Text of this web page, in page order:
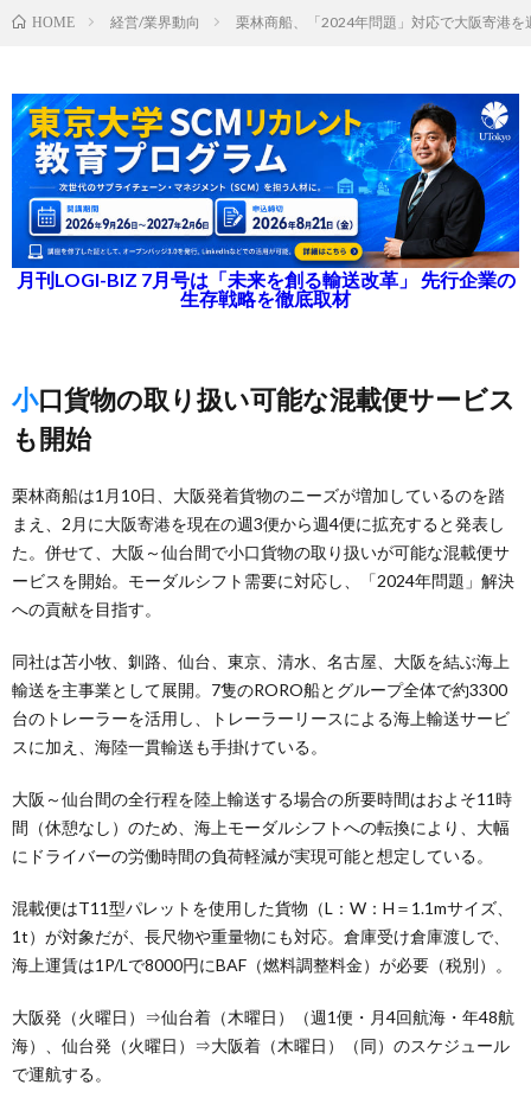
HOME 経営/業界動向 栗林商船、「2024年問題」対応で大阪寄港を
月刊LOGI-BIZ 7月号は「未来を創る輸送改革」 先行企業の
生存戦略を徹底取材
小口貨物の取り扱い可能な混載便サービス
も開始
栗林商船は1月10日、大阪発着貨物のニーズが増加しているのを踏
まえ、2月に大阪寄港を現在の週3便から週4便に拡充すると発表し
た。併せて、大阪～仙台間で小口貨物の取り扱いが可能な混載便サ
ービスを開始。モーダルシフト需要に対応し、「2024年問題」解決
への貢献を目指す。
同社は苫小牧、釧路、仙台、東京、清水、名古屋、大阪を結ぶ海上
輸送を主事業として展開。7隻のRORO船とグループ全体で約3300
台のトレーラーを活用し、トレーラーリースによる海上輸送サービ
スに加え、海陸一貫輸送も手掛けている。
大阪～仙台間の全行程を陸上輸送する場合の所要時間はおよそ11時
間（休憩なし）のため、海上モーダルシフトへの転換により、大幅
にドライバーの労働時間の負荷軽減が実現可能と想定している。
混載便はT11型パレットを使用した貨物（L：W：H＝1.1mサイズ、
1t）が対象だが、長尺物や重量物にも対応。倉庫受け倉庫渡しで、
海上運賃は1P/Lで8000円にBAF（燃料調整料金）が必要（税別）。
大阪発（火曜日）⇒仙台着（木曜日）（週1便・月4回航海・年48航
海）、仙台発（火曜日）⇒大阪着（木曜日）（同）のスケジュール
で運航する。